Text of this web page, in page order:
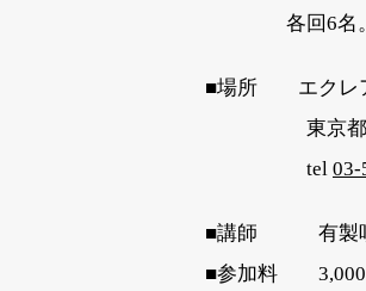
各回6名。お
■場所 エクレ
東京都文京
tel 03-
■講師 有製咲
■参加料 3,000